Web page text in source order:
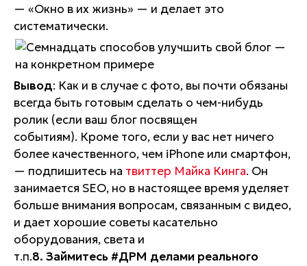
— «Окно в их жизнь» — и делает это
систематически.
Вывод: Как и в случае с фото, вы почти обязаны
всегда быть готовым сделать о чем-нибудь
ролик (если ваш блог посвящен
событиям). Кроме того, если у вас нет ничего
более качественного, чем iPhone или смартфон,
— подпишитесь на твиттер Майка Кинга. Он
занимается SEO, но в настоящее время уделяет
больше внимания вопросам, связанным с видео,
и дает хорошие советы касательно
оборудования, света и
т.п.8. Займитесь #ДРМ делами реального